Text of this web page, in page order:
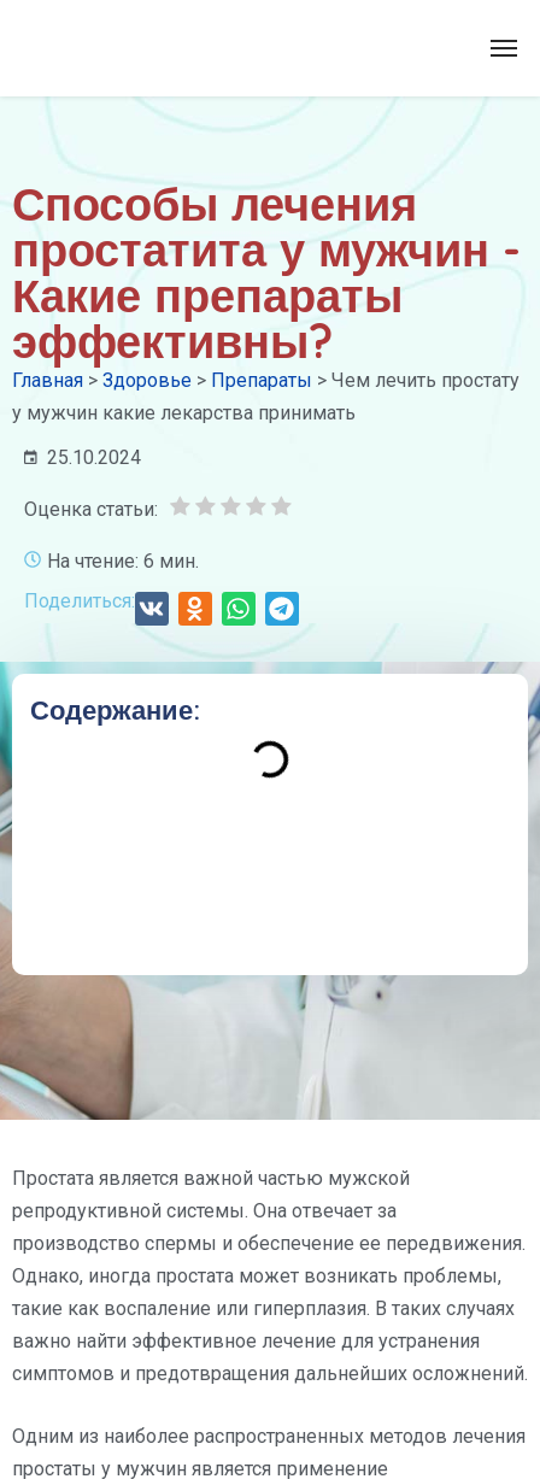
Способы лечения
простатита у мужчин -
Какие препараты
эффективны?
Главная > Здоровье > Препараты > Чем лечить простату
у мужчин какие лекарства принимать
25.10.2024
Оценка статьи:
На чтение: 6 мин.
Поделиться:
Содержание:
Простата является важной частью мужской
репродуктивной системы. Она отвечает за
производство спермы и обеспечение ее передвижения.
Однако, иногда простата может возникать проблемы,
такие как воспаление или гиперплазия. В таких случаях
важно найти эффективное лечение для устранения
симптомов и предотвращения дальнейших осложнений.
Одним из наиболее распространенных методов лечения
простаты у мужчин является применение